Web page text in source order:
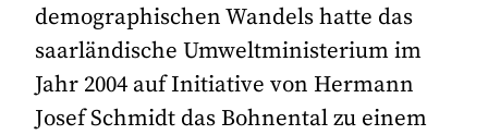
demographischen Wandels hatte das
saarländische Umweltministerium im
Jahr 2004 auf Initiative von Hermann
Josef Schmidt das Bohnental zu einem